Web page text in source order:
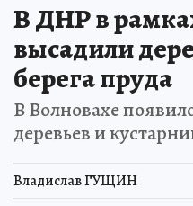
В ДНР в
высадили
берега пруда
В Волновахе
деревьев и
Владислав ГУЩИН